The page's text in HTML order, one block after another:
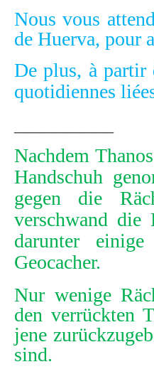
Nous vous
de Huerva, pour
De plus, à partir
quotidiennes
Nachdem
Handschuh
gegen die Rä
verschwand die
darunter
Geocacher.
Nur wenige
den verrückten
jene
sind.